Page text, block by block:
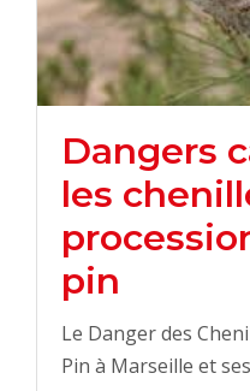
Dangers
les
pin
Le Danger des
Pin à Marseille et